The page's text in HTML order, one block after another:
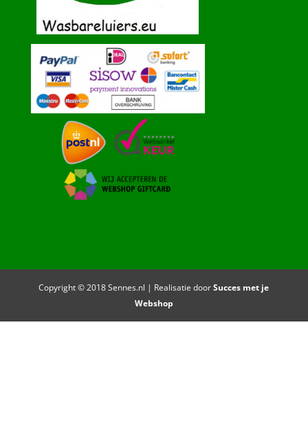
Copyright © 2018 Sennes.nl | Realisatie doorSucces met je
Webshop